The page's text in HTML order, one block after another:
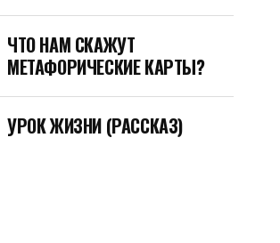
ЧТО НАМ СКАЖУТ
МЕТАФОРИЧЕСКИЕ КАРТЫ?
УРОК ЖИЗНИ (РАССКАЗ)